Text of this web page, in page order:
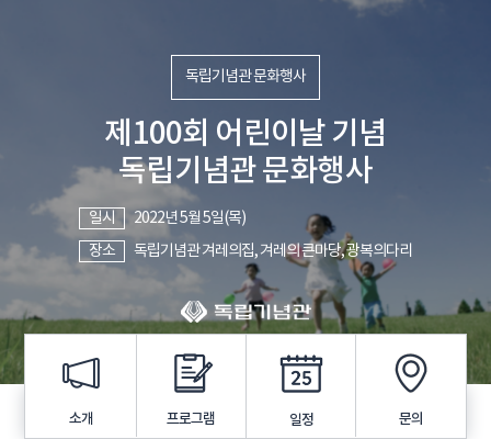
독립기념관 문화행사
제100회 어린이날 기념
독립기념관 문화행사
일시
2022년 5월 5일(목)
장소
독립기념관 겨레의집, 겨레의 큰마당, 광복의다리
소개 프로그램 일정 문의